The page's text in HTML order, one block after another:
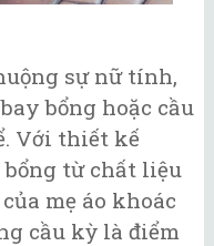
sự nữ tính,
bổng hoặc cầu
Với thiết kế
bổng từ chất liệu
mẹ áo khoác
cầu kỳ là điểm